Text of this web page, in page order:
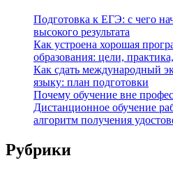
Подготовка к ЕГЭ: с чего
высокого результата
Как устроена хорошая
образования: цели,
Как сдать международный
языку: план подготовки
Почему обучение вне
Дистанционное обучение
алгоритм получения
Рубрики